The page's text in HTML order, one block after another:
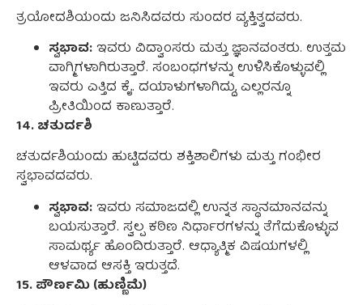
ತ್ರಯೋದಶಿಯಂದು ಜನಿಸಿದವರು ಸುಂದರ ವ್ಯಕ್ತಿತ್ವದವರು.
ಸ್ವಭಾವ: ಇವರು ವಿದ್ವಾಂಸರು ಮತ್ತು ಜ್ಞಾನವಂತರು. ಉತ್ತಮ
ವಾಗ್ಮಿಗಳಾಗಿರುತ್ತಾರೆ. ಸಂಬಂಧಗಳನ್ನು ಉಳಿಸಿಕೊಳ್ಳುವಲ್ಲಿ
ಇವರು ಎತ್ತಿದ ಕೈ. ದಯಾಳುಗಳಾಗಿದ್ದು, ಎಲ್ಲರನ್ನೂ
ಪ್ರೀತಿಯಿಂದ ಕಾಣುತ್ತಾರೆ.
14. ಚತುರ್ದಶಿ
ಚತುರ್ದಶಿಯಂದು ಹುಟ್ಟಿದವರು ಶಕ್ತಿಶಾಲಿಗಳು ಮತ್ತು ಗಂಭೀರ
ಸ್ವಭಾವದವರು.
ಸ್ವಭಾವ: ಇವರು ಸಮಾಜದಲ್ಲಿ ಉನ್ನತ ಸ್ಥಾನಮಾನವನ್ನು
ಬಯಸುತ್ತಾರೆ. ಸ್ವಲ್ಪ ಕಠಿಣ ನಿರ್ಧಾರಗಳನ್ನು ತೆಗೆದುಕೊಳ್ಳುವ
ಸಾಮರ್ಥ್ಯ ಹೊಂದಿರುತ್ತಾರೆ. ಆಧ್ಯಾತ್ಮಿಕ ವಿಷಯಗಳಲ್ಲಿ
ಆಳವಾದ ಆಸಕ್ತಿ ಇರುತ್ತದೆ.
15. ಪೌರ್ಣಮಿ (ಹುಣ್ಣಿಮೆ)